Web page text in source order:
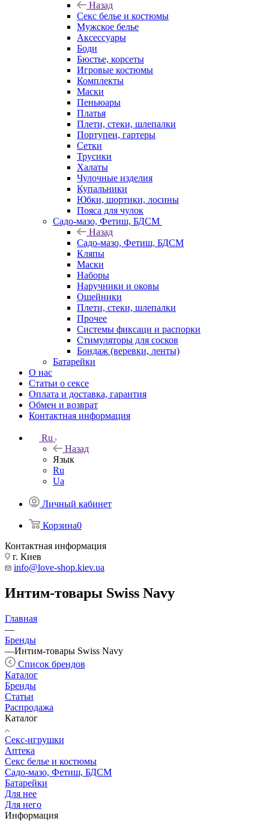
Назад
Секс белье и костюмы
Мужское белье
Аксессуары
Боди
Бюстье, корсеты
Игровые костюмы
Комплекты
Маски
Пеньюары
Платья
Плети, стеки, шлепалки
Портупеи, гартеры
Сетки
Трусики
Халаты
Чулочные изделия
Купальники
Юбки, шортики, лосины
Пояса для чулок
Садо-мазо, Фетиш, БДСМ
Назад
Садо-мазо, Фетиш, БДСМ
Кляпы
Маски
Наборы
Наручники и оковы
Ошейники
Плети, стеки, шлепалки
Прочее
Системы фиксаци и распорки
Стимуляторы для сосков
Бондаж (веревки, ленты)
Батарейки
О нас
Статьи о сексе
Оплата и доставка, гарантия
Обмен и возврат
Контактная информация
Ru
Назад
Язык
Ru
Ua
Личный кабинет
Корзина0
Контактная информация
г. Киев
info@love-shop.kiev.ua
Интим-товары Swiss Navy
Главная
—
Бренды
—Интим-товары Swiss Navy
Список брендов
Каталог
Бренды
Статьи
Распродажа
Каталог
Секс-игрушки
Аптека
Секс белье и костюмы
Садо-мазо, Фетиш, БДСМ
Батарейки
Для нее
Для него
Информация